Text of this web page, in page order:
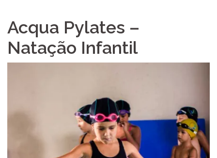
Acqua Pylates –
Natação Infantil